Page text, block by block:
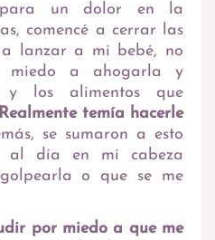
para un dolor en la
comencé a cerrar las
lanzar a mi bebé, no
miedo a ahogarla y
los alimentos que
Realmente temía hacerle
se sumaron a esto
al día en mi cabeza
o que se me
por miedo a que me